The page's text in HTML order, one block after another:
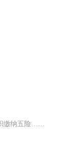
缴纳五险……